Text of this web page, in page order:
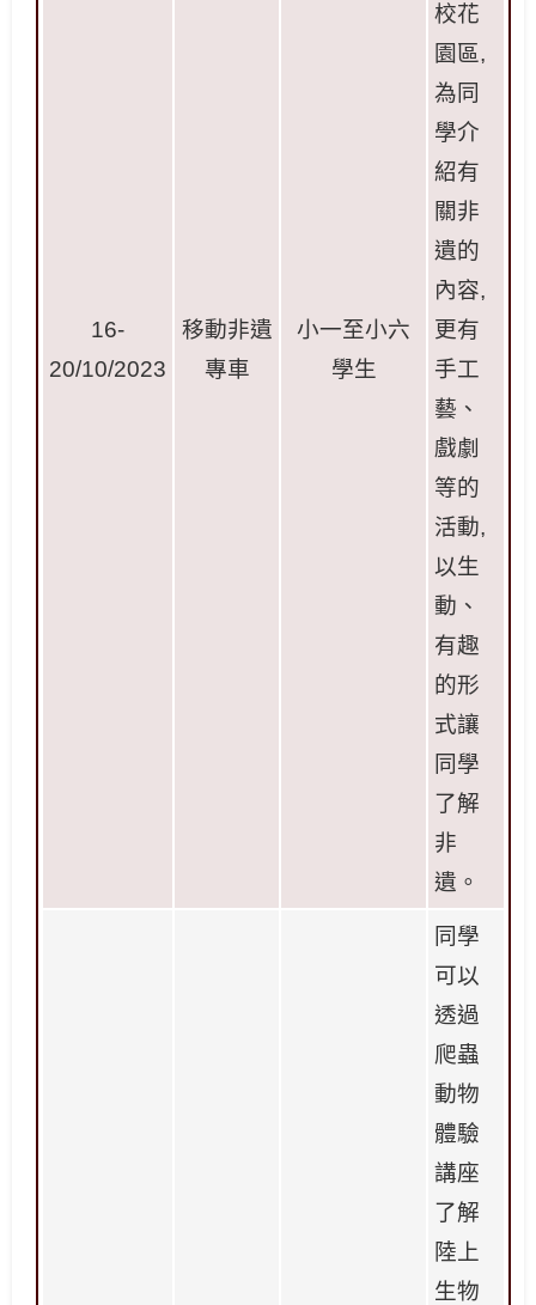
16-
20/10/2023
移動非遺
專車
小一至小六
學生
校花
園區,
為同
學介
紹有
關非
遺的
內容,
更有
手工
藝、
戲劇
等的
活動,
以生
動、
有趣
的形
式讓
同學
了解
非
遺。
同學
可以
透過
爬蟲
動物
體驗
講座
了解
陸上
生物